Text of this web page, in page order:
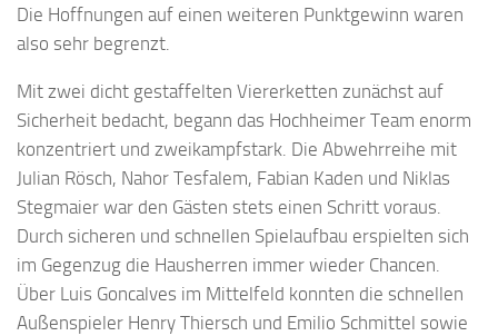
Die Hoffnungen auf einen weiteren Punktgewinn waren
also sehr begrenzt.
Mit zwei dicht gestaffelten Viererketten zunächst auf
Sicherheit bedacht, begann das Hochheimer Team enorm
konzentriert und zweikampfstark. Die Abwehrreihe mit
Julian Rösch, Nahor Tesfalem, Fabian Kaden und Niklas
Stegmaier war den Gästen stets einen Schritt voraus.
Durch sicheren und schnellen Spielaufbau erspielten sich
im Gegenzug die Hausherren immer wieder Chancen.
Über Luis Goncalves im Mittelfeld konnten die schnellen
Außenspieler Henry Thiersch und Emilio Schmittel sowie